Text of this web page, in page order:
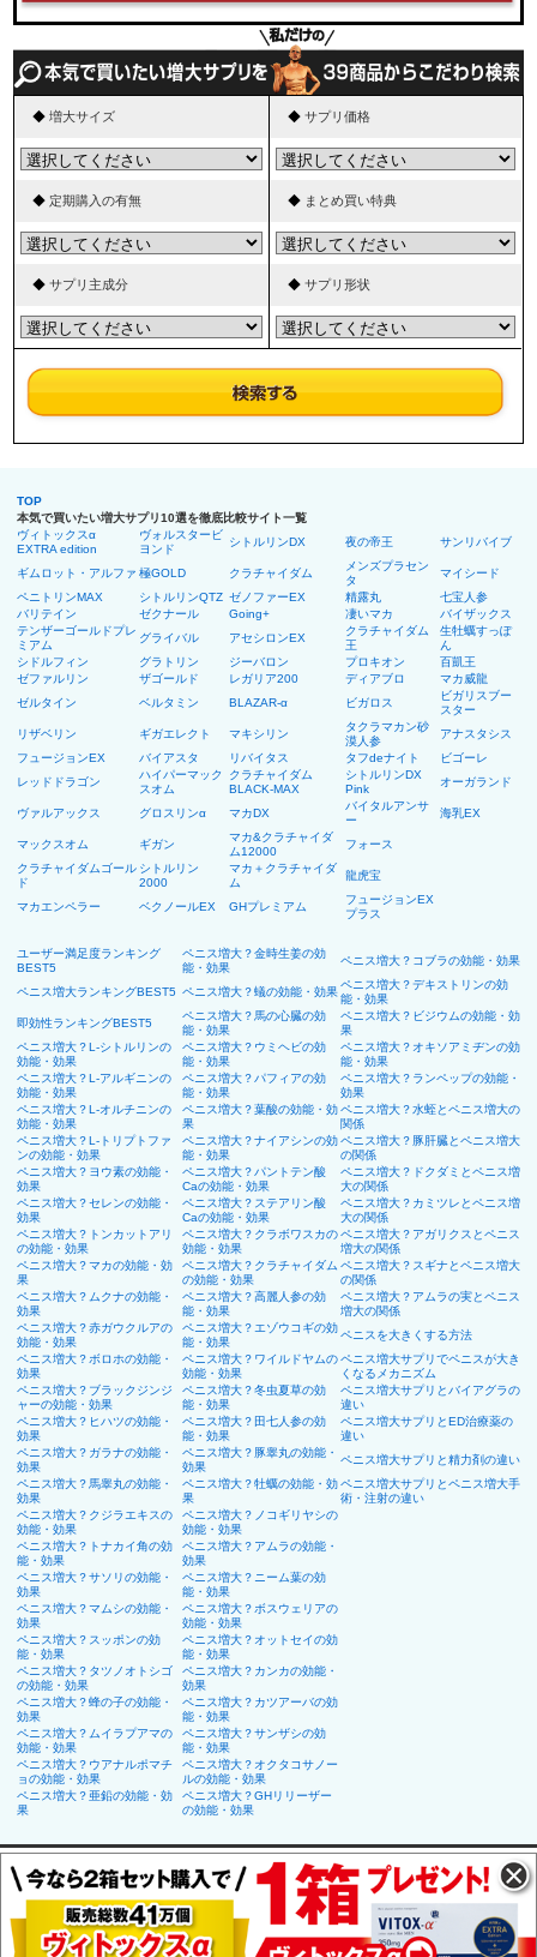
◆ 増大サイズ ◆ サプリ価格
◆ 定期購入の有無 ◆ まとめ買い特典
◆ サプリ主成分 ◆ サプリ形状
TOP
本気で買いたい増大サプリ10選を徹底比較サイト一覧
ヴィトックスα
EXTRA edition
ヴォルスタービ
ヨンド
シトルリンDX 夜の帝王 サンリバイブ
ギムロット・アルファ 極GOLD クラチャイダム
メンズプラセン
タ
マイシード
ペニトリンMAX
シトルリンQTZ ゼノファーEX 精露丸
七宝人参
バリテイン
ゼクナール Going+ 凄いマカ
バイザックス
テンザーゴールドプレ
ミアム
グライバル アセシロンEX
クラチャイダム
王
生牡蠣すっぽ
ん
シドルフィン
グラトリン ジーバロン プロキオン
百凱王
ゼファルリン
ザゴールド レガリア200 ディアブロ
マカ威龍
ゼルタイン
ベルタミン BLAZAR-α ビガロス
ビガリスブー
スター
リザベリン
ギガエレクト マキシリン
タクラマカン砂
漠人参
アナスタシス
フュージョンEX
バイアスタ リバイタス タフdeナイト
ビゴーレ
レッドドラゴン
ハイパーマック
スオム
クラチャイダム
BLACK-MAX
シトルリンDX
Pink
オーガランド
ヴァルアックス グロスリンα マカDX
バイタルアンサ
ー
海乳EX
マックスオム ギガン
マカ&クラチャイダ
ム12000
フォース
クラチャイダムゴール
ド
シトルリン
2000
マカ＋クラチャイダ
ム
龍虎宝
マカエンペラー ベクノールEX GHプレミアム
フュージョンEX
プラス
ユーザー満足度ランキング
BEST5
ペニス増大？金時生姜の効
能・効果
ペニス増大？コブラの効能・効果
ペニス増大ランキングBEST5 ペニス増大？蟻の効能・効果
ペニス増大？デキストリンの効
能・効果
即効性ランキングBEST5
ペニス増大？馬の心臓の効
能・効果
ペニス増大？ビジウムの効能・効
果
ペニス増大？L-シトルリンの
効能・効果
ペニス増大？ウミヘビの効
能・効果
ペニス増大？オキソアミヂンの効
能・効果
ペニス増大？L-アルギニンの
効能・効果
ペニス増大？パフィアの効
能・効果
ペニス増大？ランペップの効能・
効果
ペニス増大？L-オルチニンの
効能・効果
ペニス増大？葉酸の効能・効
果
ペニス増大？水蛭とペニス増大の
関係
ペニス増大？L-トリプトファ
ンの効能・効果
ペニス増大？ナイアシンの効
能・効果
ペニス増大？豚肝臓とペニス増大
の関係
ペニス増大？ヨウ素の効能・
効果
ペニス増大？パントテン酸
Caの効能・効果
ペニス増大？ドクダミとペニス増
大の関係
ペニス増大？セレンの効能・
効果
ペニス増大？ステアリン酸
Caの効能・効果
ペニス増大？カミツレとペニス増
大の関係
ペニス増大？トンカットアリ
の効能・効果
ペニス増大？クラボワスカの
効能・効果
ペニス増大？アガリクスとペニス
増大の関係
ペニス増大？マカの効能・効
果
ペニス増大？クラチャイダム
の効能・効果
ペニス増大？スギナとペニス増大
の関係
ペニス増大？ムクナの効能・
効果
ペニス増大？高麗人参の効
能・効果
ペニス増大？アムラの実とペニス
増大の関係
ペニス増大？赤ガウクルアの
効能・効果
ペニス増大？エゾウコギの効
能・効果
ペニスを大きくする方法
ペニス増大？ボロホの効能・
効果
ペニス増大？ワイルドヤムの
効能・効果
ペニス増大サプリでペニスが大き
くなるメカニズム
ペニス増大？ブラックジンジ
ャーの効能・効果
ペニス増大？冬虫夏草の効
能・効果
ペニス増大サプリとバイアグラの
違い
ペニス増大？ヒハツの効能・
効果
ペニス増大？田七人参の効
能・効果
ペニス増大サプリとED治療薬の
違い
ペニス増大？ガラナの効能・
効果
ペニス増大？豚睾丸の効能・
効果
ペニス増大サプリと精力剤の違い
ペニス増大？馬睾丸の効能・
効果
ペニス増大？牡蠣の効能・効
果
ペニス増大サプリとペニス増大手
術・注射の違い
ペニス増大？クジラエキスの
効能・効果
ペニス増大？ノコギリヤシの
効能・効果
ペニス増大？トナカイ角の効
能・効果
ペニス増大？アムラの効能・
効果
ペニス増大？サソリの効能・
効果
ペニス増大？ニーム葉の効
能・効果
ペニス増大？マムシの効能・
効果
ペニス増大？ボスウェリアの
効能・効果
ペニス増大？スッポンの効
能・効果
ペニス増大？オットセイの効
能・効果
ペニス増大？タツノオトシゴ
の効能・効果
ペニス増大？カンカの効能・
効果
ペニス増大？蜂の子の効能・
効果
ペニス増大？カツアーバの効
能・効果
ペニス増大？ムイラプアマの
効能・効果
ペニス増大？サンザシの効
能・効果
ペニス増大？ウアナルポマチ
ョの効能・効果
ペニス増大？オクタコサノー
ルの効能・効果
ペニス増大？亜鉛の効能・効
果
ペニス増大？GHリリーザー
の効能・効果
TOP ｜ 運営者情報 ｜免責事項
Copyright(C)2017 本気で買いたい増大サプリ10選を徹底比較 All Rights Reserved.